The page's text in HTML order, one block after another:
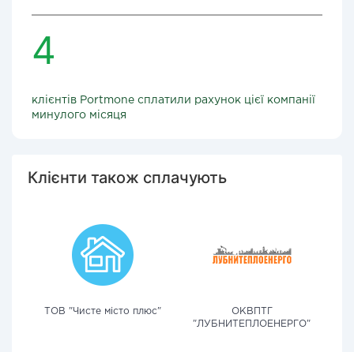
4
клієнтів Portmone сплатили рахунок цієї компанії
минулого місяця
Клієнти також сплачують
ТОВ "Чисте місто плюс"
ОКВПТГ
"ЛУБНИТЕПЛОЕНЕРГО"